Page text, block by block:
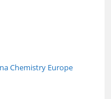
Chemistry Europe